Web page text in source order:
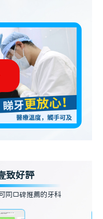
致好評
同口碑推薦的牙科